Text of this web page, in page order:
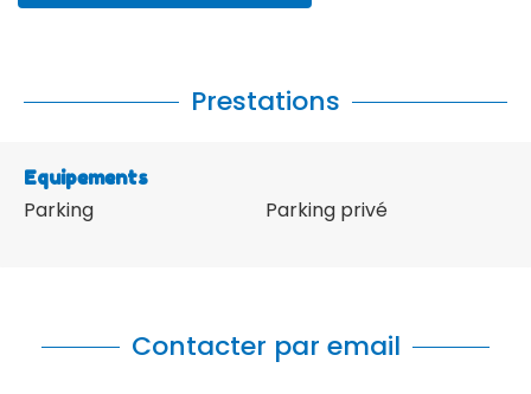
Prestations
Equipements
Parking Parking privé
Contacter par email